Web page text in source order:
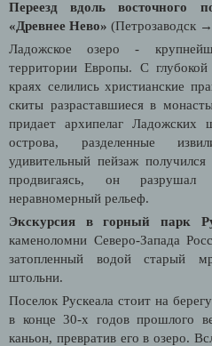
Переезд вдоль восточного
«Древнее Нево» (Петрозаводск
Ладожское озеро -
территории Европы. С
краях селились христианские
скиты разраставшиеся в
придает архипелаг
острова, разделенные
удивительный пейзаж
продвигаясь, он
неравномерный рельеф.
Экскурсия в горный парк
каменоломни Северо-Запада
затопленный водой старый
штольни.
Поселок Рускеала стоит на
в конце 30-х годов прошлого
каньон, превратив его в озеро.